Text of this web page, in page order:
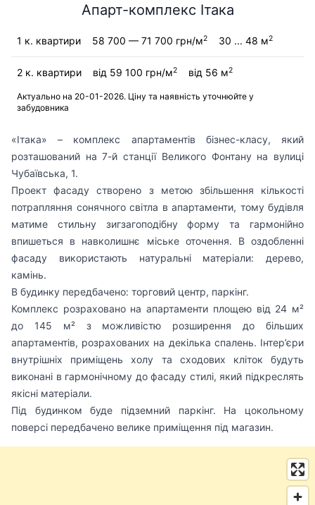
Апарт-комплекс Ітака
1 к. квартири 58 700 — 71 700 грн/м2 30 ... 48 м2
2 к. квартири від 59 100 грн/м2 від 56 м2
Актуально на 20-01-2026. Ціну та наявність уточнюйте у
забудовника
«Ітака» – комплекс апартаментів бізнес-класу, який
розташований на 7-й станції Великого Фонтану на вулиці
Чубаївська, 1.
Проект фасаду створено з метою збільшення кількості
потрапляння сонячного світла в апартаменти, тому будівля
матиме стильну зигзагоподібну форму та гармонійно
впишеться в навколишнє міське оточення. В оздобленні
фасаду використають натуральні матеріали: дерево,
камінь.
В будинку передбачено: торговий центр, паркінг.
Комплекс розраховано на апартаменти площею від 24 м²
до 145 м² з можливістю розширення до більших
апартаментів, розрахованих на декілька спалень. Інтер’єри
внутрішніх приміщень холу та сходових кліток будуть
виконані в гармонічному до фасаду стилі, який підкреслять
якісні матеріали.
Під будинком буде підземний паркінг. На цокольному
поверсі передбачено велике приміщення під магазин.